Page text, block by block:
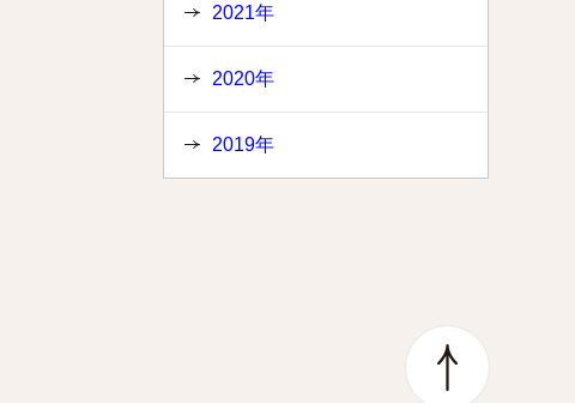
2021年
2020年
2019年